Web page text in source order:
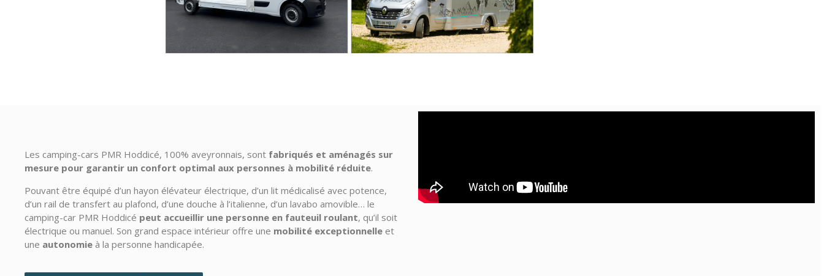
Les camping-cars PMR Hoddicé, 100% aveyronnais, sont fabriqués et aménagés sur
mesure pour garantir un confort optimal aux personnes à mobilité réduite.
Pouvant être équipé d’un hayon élévateur électrique, d’un lit médicalisé avec potence,
d’un rail de transfert au plafond, d’une douche à l’italienne, d’un lavabo amovible… le
camping-car PMR Hoddicé peut accueillir une personne en fauteuil roulant, qu’il soit
électrique ou manuel. Son grand espace intérieur offre une mobilité exceptionnelleet
une autonomieà la personne handicapée.